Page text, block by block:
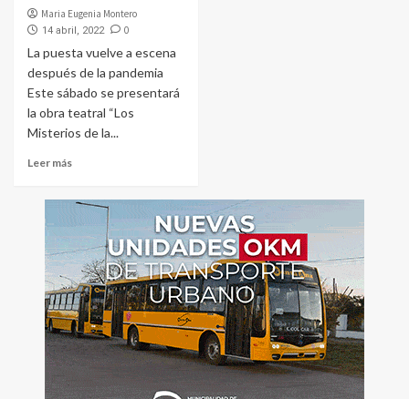
Maria Eugenia Montero
14 abril, 2022 0
La puesta vuelve a escena
después de la pandemia
Este sábado se presentará
la obra teatral “Los
Misterios de la...
Leer más